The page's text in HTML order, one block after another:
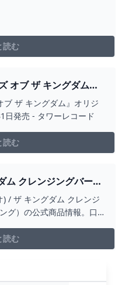
読む
オブ ザ キングダム』
クが7月31日発売 -
ブ ザ キングダム』オリジ
日発売 - タワーレコード
読む
ム クレンジングバーム
粧品情報はアットコス
) / ザ キングダム クレンジ
グ）の公式商品情報。口
をチェックできます。美
すなら@cosme！
読む